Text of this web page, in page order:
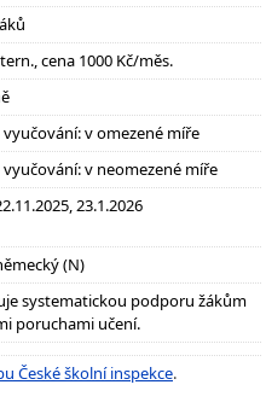
cena 1000 Kč/měs.
v omezené míře
v neomezené míře
23.1.2026
(N)
systematickou podporu žákům
poruchami učení.
České školní inspekce.